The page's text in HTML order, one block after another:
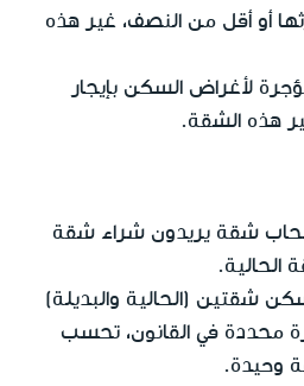
أو أقل من النصف، غير هذه
لأغراض السكن بإيجار
شقة يريدون شراء شقة
الحالية.
شقتين (الحالية والبديلة)
محددة في القانون، تحسب
وحيدة.